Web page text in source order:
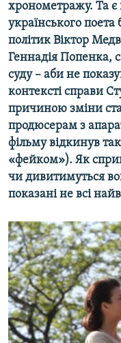
хронометражу. Та є
українського
політик Віктор
Геннадія Попенка,
суду – аби не
контексті справи
причиною зміни
продюсерам з
фільму відкинув
«фейком»). Як
чи дивитимуться
показані не всі